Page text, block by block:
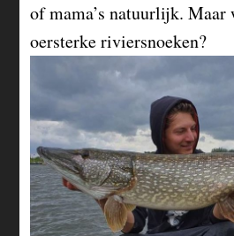
of mama’s natuurlijk.
oersterke riviersnoeken?